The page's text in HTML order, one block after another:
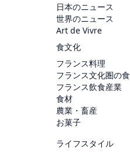
日本のニュース
世界のニュース
Art de Vivre
食文化
フランス料理
フランス文化圏の食
フランス飲食産業
食材
農業・畜産
お菓子
ライフスタイル